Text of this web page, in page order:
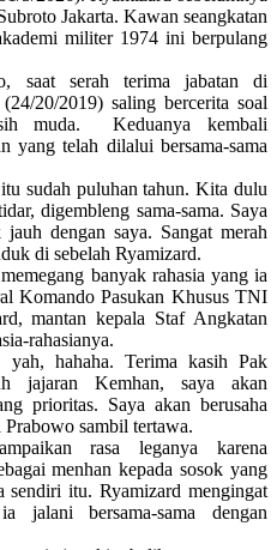
Jakarta. Kawan seangkatan
militer 1974 ini berpulang
saat serah terima jabatan di
20/2019) saling bercerita soal
muda. Keduanya kembali
yang telah dilalui bersama-sama
sudah puluhan tahun. Kita dulu
digembleng sama-sama. Saya
dengan saya. Sangat merah
di sebelah Ryamizard.
banyak rahasia yang ia
Komando Pasukan Khusus TNI
mantan kepala Staf Angkatan
rahasianya.
yah, hahaha. Terima kasih Pak
jajaran Kemhan, saya akan
prioritas. Saya akan berusaha
sambil tertawa.
rasa leganya karena
menhan kepada sosok yang
sendiri itu. Ryamizard mengingat
jalani bersama-sama dengan